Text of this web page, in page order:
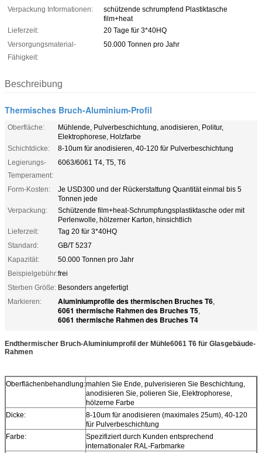
Verpackung Informationen:
schützende schrumpfend Plastiktasche
film+heat
Lieferzeit:
20 Tage für 3*40HQ
Versorgungsmaterial-
Fähigkeit:
50.000 Tonnen pro Jahr
Beschreibung
Thermisches Bruch-Aluminium-Profil
Oberfläche:
Mühlende, Pulverbeschichtung, anodisieren, Politur,
Elektrophorese, Holzfarbe
Schichtdicke:
8-10um für anodisieren, 40-120 für Pulverbeschichtung
Legierungs-
Temperament:
6063/6061 T4, T5, T6
Form-Kosten:
Je USD300 und der Rückerstattung Quantität einmal bis 5
Tonnen jede
Verpackung:
Schützende film+heat-Schrumpfungsplastiktasche oder mit
Perlenwolle, hölzerner Karton, hinsichtlich
Lieferzeit:
Tag 20 für 3*40HQ
Standard:
GB/T 5237
Kapazität:
50.000 Tonnen pro Jahr
Beispielgebühr:frei
Sterben Größe: Besonders angefertigt
Markieren:
Aluminiumprofile des thermischen Bruches T6,
6061 thermische Rahmen des Bruches T5,
6061 thermische Rahmen des Bruches T4
Endthermischer Bruch-Aluminiumprofil der Mühle6061 T6 für Glasgebäude-
Rahmen
Oberflächenbehandlung:mahlen Sie Ende, pulverisieren Sie Beschichtung,
anodisieren Sie, polieren Sie, Elektrophorese,
hölzerne Farbe
Dicke:
8-10um für anodisieren (maximales 25um), 40-120
für Pulverbeschichtung
Farbe:
Spezifiziert durch Kunden entsprechend
internationaler RAL-Farbmarke